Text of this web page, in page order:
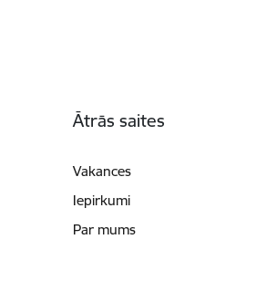
Ātrās saites
Vakances
Iepirkumi
Par mums